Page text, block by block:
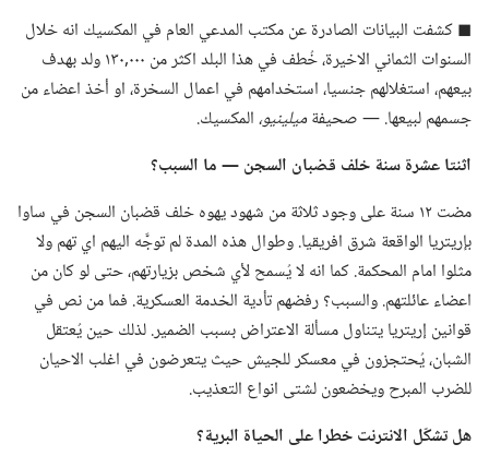
◼ كشفت البيانات الصادرة عن مكتب المدعي العام في المكسيك انه خلال
السنوات الثماني الاخيرة،‏ خُطف في هذا البلد اكثر من ٠٠٠‏,١٣٠ ولد بهدف
بيعهم،‏ استغلالهم جنسيا،‏ استخدامهم في اعمال السخرة،‏ او أخذ اعضاء من
جسمهم لبيعها.‏ —‏ صحيفةميلينيو،‏المكسيك.‏
اثنتا عشرة سنة خلف قضبان السجن —‏ ما السبب؟‏
مضت ١٢ سنة على وجود ثلاثة من شهود يهوه خلف قضبان السجن في ساوا
بإريتريا الواقعة شرق افريقيا.‏ وطوال هذه المدة لم توجَّه اليهم اي تهم ولا
مثلوا امام المحكمة.‏ كما انه لا يُسمح لأي شخص بزيارتهم،‏ حتى لو كان من
اعضاء عائلتهم.‏ والسبب؟‏ رفضهم تأدية الخدمة العسكرية.‏ فما من نص في
قوانين إريتريا يتناول مسألة الاعتراض بسبب الضمير.‏ لذلك حين يُعتقل
الشبان،‏ يُحتجزون في معسكر للجيش حيث يتعرضون في اغلب الاحيان
للضرب المبرح ويخضعون لشتى انواع التعذيب.‏
هل تشكّل الانترنت خطرا على الحياة البرية؟‏